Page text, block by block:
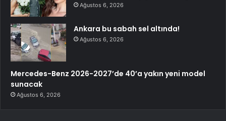
Ağustos 6, 2026
Ankara bu sabah sel altında!
Ağustos 6, 2026
Mercedes-Benz 2026-2027’de 40’a yakın yeni model
sunacak
Ağustos 6, 2026